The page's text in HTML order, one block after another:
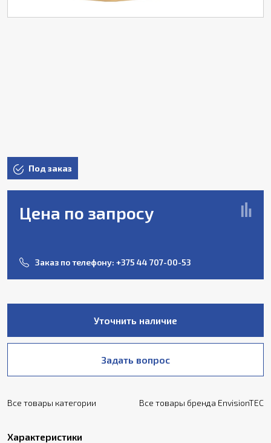
Под заказ
Цена по запросу
Заказ по телефону: +375 44 707-00-53
Уточнить наличие
Задать вопрос
Все товары категории Все товары бренда EnvisionTEC
Характеристики